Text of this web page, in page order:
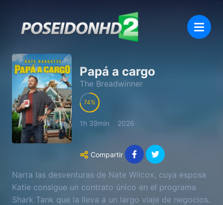
Papá a cargo
The Breadwinner
74
1h 39min 2026
Compartir
Narra las desventuras de Nate Wilcox, cuya esposa
Katie consigue un contrato único en el programa
Shark Tank que la lleva a un largo viaje de negocios.